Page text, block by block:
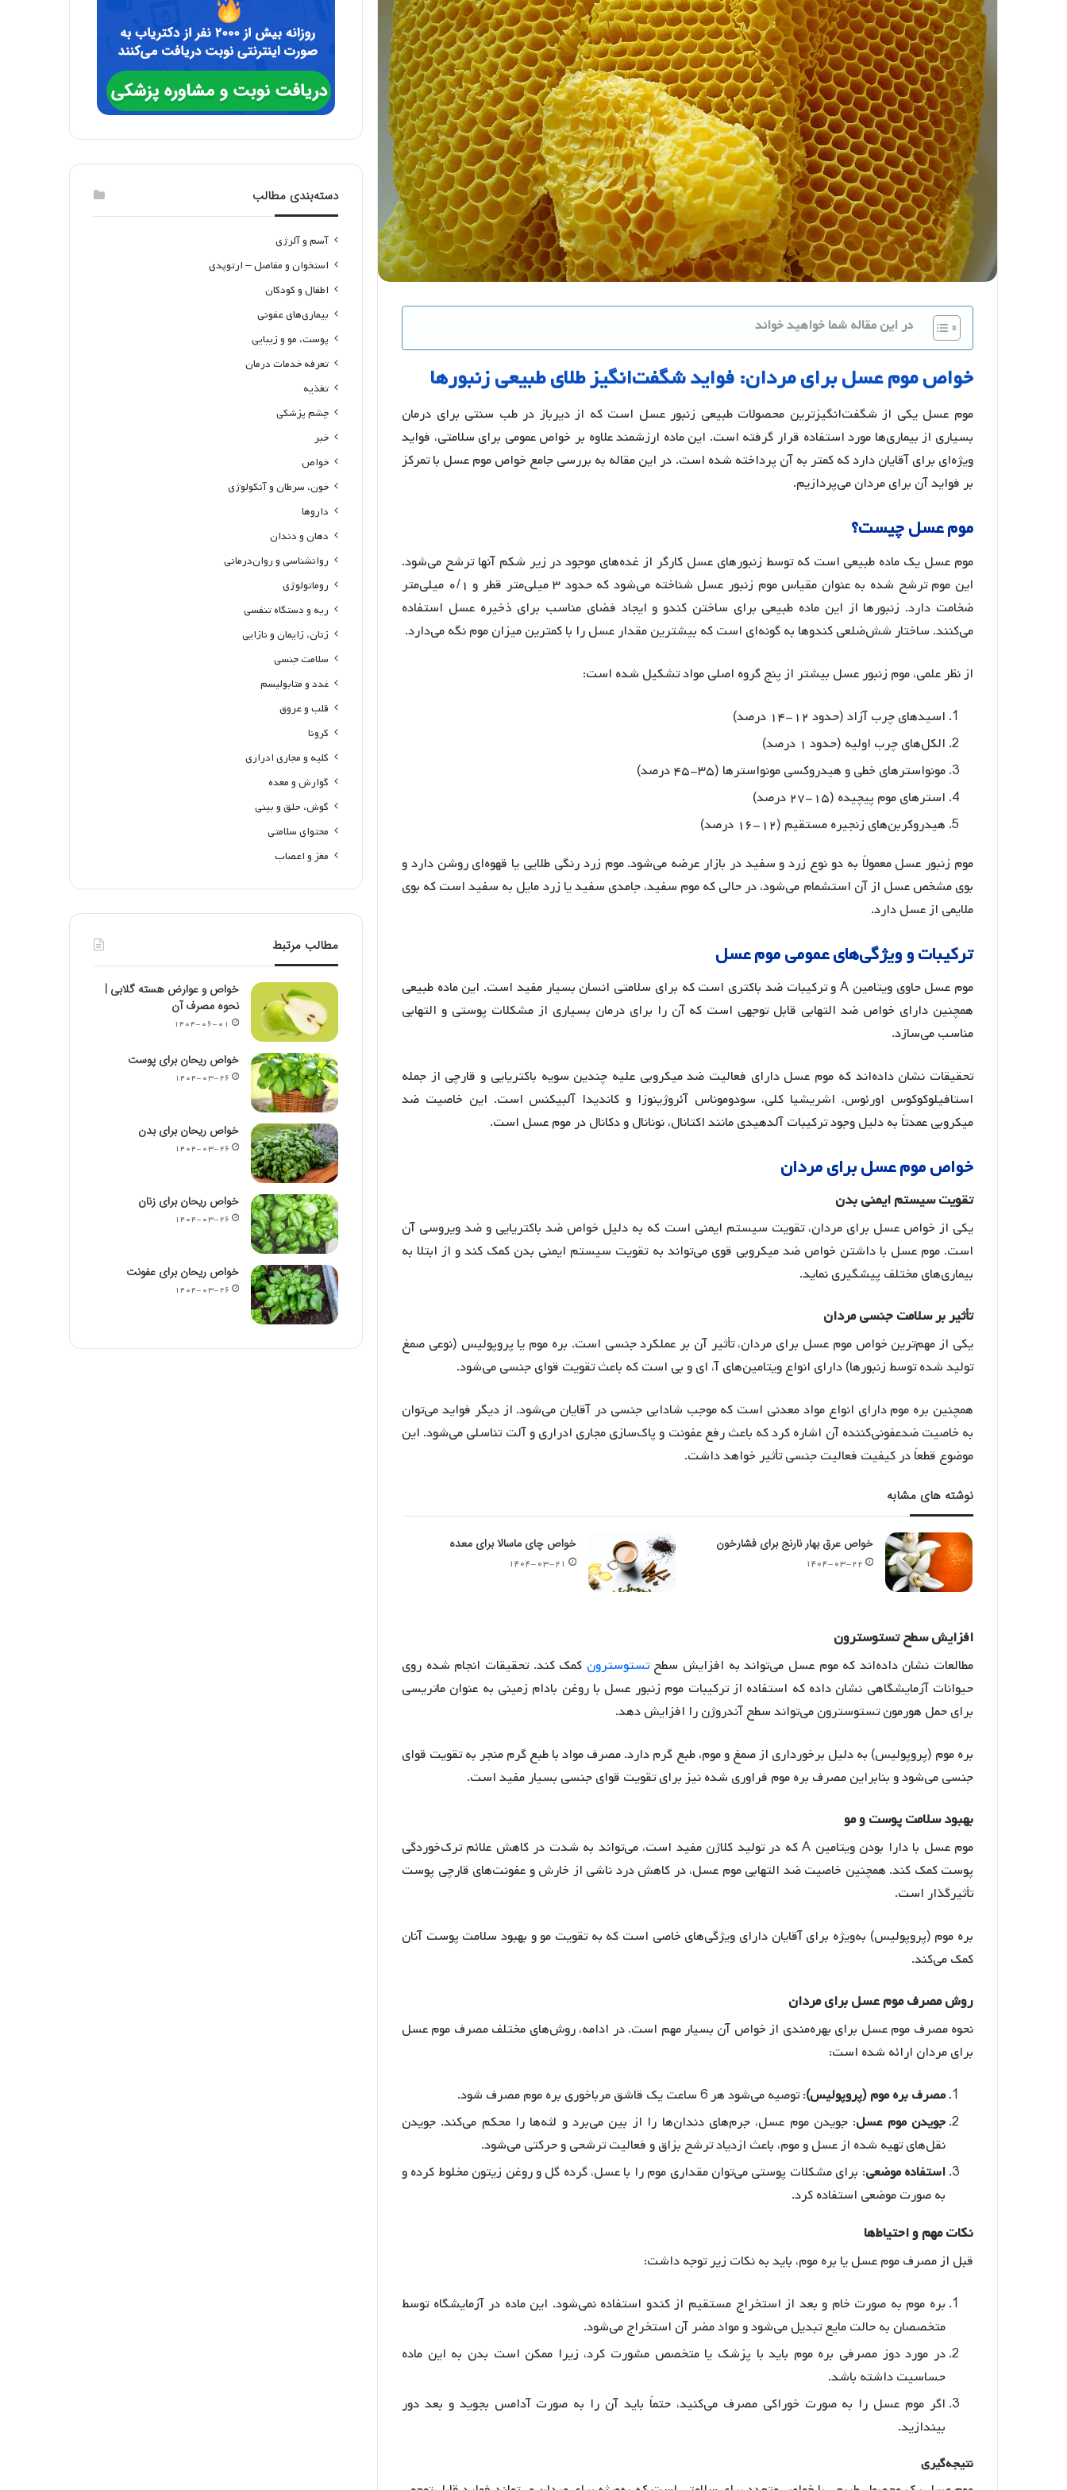
در این مقاله شما خواهید خواند
خواصمومعسلبرایمردان:فوایدشگفتانگیزطلایطبیعیزنبورها
موم عسل یکی از شگفت‌انگیزترین محصولات طبیعی زنبور عسل است که از دیرباز در طب سنتی برای درمان
بسیاری از بیماری‌ها مورد استفاده قرار گرفته است. این ماده ارزشمند علاوه بر خواص عمومی برای سلامتی، فواید
ویژه‌ای برای آقایان دارد که کمتر به آن پرداخته شده است. در این مقاله به بررسی جامع خواص موم عسل با تمرکز
بر فواید آن برای مردان می‌پردازیم.
مومعسلچیست؟
موم عسل یک ماده طبیعی است که توسط زنبورهای عسل کارگر از غده‌های موجود در زیر شکم آنها ترشح می‌شود.
این موم ترشح شده به عنوان مقیاس موم زنبور عسل شناخته می‌شود که حدود ۳ میلی‌متر قطر و ۰/۱ میلی‌متر
ضخامت دارد. زنبورها از این ماده طبیعی برای ساختن کندو و ایجاد فضای مناسب برای ذخیره عسل استفاده
می‌کنند. ساختار شش‌ضلعی کندوها به گونه‌ای است که بیشترین مقدار عسل را با کمترین میزان موم نگه می‌دارد.
از نظر علمی، موم زنبور عسل بیشتر از پنج گروه اصلی مواد تشکیل شده است:
اسیدهای چرب آزاد (حدود ۱۲-۱۴ درصد)
الکل‌های چرب اولیه (حدود ۱ درصد)
مونواسترهای خطی و هیدروکسی مونواسترها (۳۵-۴۵ درصد)
استرهای موم پیچیده (۱۵-۲۷ درصد)
هیدروکربن‌های زنجیره مستقیم (۱۲-۱۶ درصد)
موم زنبور عسل معمولاً به دو نوع زرد و سفید در بازار عرضه می‌شود. موم زرد رنگی طلایی یا قهوه‌ای روشن دارد و
بوی مشخص عسل از آن استشمام می‌شود، در حالی که موم سفید، جامدی سفید یا زرد مایل به سفید است که بوی
ملایمی از عسل دارد.
ترکیباتوویژگیهایعمومیمومعسل
موم عسل حاوی ویتامین A و ترکیبات ضد باکتری است که برای سلامتی انسان بسیار مفید است
. این ماده طبیعی
همچنین دارای خواص ضد التهابی قابل توجهی است که آن را برای درمان بسیاری از مشکلات پوستی و التهابی
مناسب می‌سازد.
تحقیقات نشان داده‌اند که موم عسل دارای فعالیت ضد میکروبی علیه چندین سویه باکتریایی و قارچی از جمله
استافیلوکوکوس اورئوس، اشریشیا کلی، سودوموناس آئروژینوزا و کاندیدا آلبیکنس است. این خاصیت ضد
میکروبی عمدتاً به دلیل وجود ترکیبات آلدهیدی مانند اکتانال، نونانال و دکانال در موم عسل است.
خواصمومعسلبرایمردان
تقویتسیستمایمنیبدن
یکی از خواص عسل برای مردان، تقویت سیستم ایمنی است که به دلیل خواص ضد باکتریایی و ضد ویروسی آن
است. موم عسل با داشتن خواص ضد میکروبی قوی می‌تواند به تقویت سیستم ایمنی بدن کمک کند و از ابتلا به
بیماری‌های مختلف پیشگیری نماید.
تأثیربرسلامتجنسیمردان
یکی از مهم‌ترین خواص موم عسل برای مردان، تأثیر آن بر عملکرد جنسی است. بره موم یا پروپولیس (نوعی صمغ
تولید شده توسط زنبورها) دارای انواع ویتامین‌های آ، ای و بی است که باعث تقویت قوای جنسی می‌شود.
همچنین بره موم دارای انواع مواد معدنی است که موجب شادابی جنسی در آقایان می‌شود. از دیگر فواید می‌توان
به خاصیت ضدعفونی‌کننده آن اشاره کرد که باعث رفع عفونت و پاک‌سازی مجاری ادراری و آلت تناسلی می‌شود. این
موضوع قطعاً در کیفیت فعالیت جنسی تأثیر خواهد داشت.
نوشته های مشابه
خواص عرق بهار نارنج برای فشارخون
۱۴۰۴-۰۳-۲۲
خواص چای ماسالا برای معده
۱۴۰۴-۰۳-۲۱
افزایشسطحتستوسترون
مطالعات نشان داده‌اند که موم عسل می‌تواند به افزایش سطحتستوسترون کمک کند. تحقیقات انجام شده روی
حیوانات آزمایشگاهی نشان داده که استفاده از ترکیبات موم زنبور عسل با روغن بادام زمینی به عنوان ماتریسی
برای حمل هورمون تستوسترون می‌تواند سطح آندروژن را افزایش دهد.
بره موم (پروپولیس) به دلیل برخورداری از صمغ و موم، طبع گرم دارد. مصرف مواد با طبع گرم منجر به تقویت قوای
جنسی می‌شود و بنابراین مصرف بره موم فراوری شده نیز برای تقویت قوای جنسی بسیار مفید است.
بهبودسلامتپوستومو
موم عسل با دارا بودن ویتامین A که در تولید کلاژن مفید است، می‌تواند به شدت در کاهش علائم ترک‌خوردگی
پوست کمک کند. همچنین خاصیت ضد التهابی موم عسل، در کاهش درد ناشی از خارش و عفونت‌های قارچی پوست
تأثیرگذار است.
بره موم (پروپولیس) به‌ویژه برای آقایان دارای ویژگی‌های خاصی است که به تقویت مو و بهبود سلامت پوست آنان
کمک می‌کند.
روشمصرفمومعسلبرایمردان
نحوه مصرف موم عسل برای بهره‌مندی از خواص آن بسیار مهم است. در ادامه، روش‌های مختلف مصرف موم عسل
برای مردان ارائه شده است:
مصرفبرهموم(پروپولیس): توصیه می‌شود هر 6 ساعت یک قاشق مرباخوری بره موم مصرف شود
.
جویدن موم عسل: جویدن موم عسل، جرم‌های دندان‌ها را از بین می‌برد و لثه‌ها را محکم می‌کند. جویدن
نقل‌های تهیه شده از عسل و موم، باعث ازدیاد ترشح بزاق و فعالیت ترشحی و حرکتی می‌شود.
استفاده موضعی: برای مشکلات پوستی می‌توان مقداری موم را با عسل، گرده گل و روغن زیتون مخلوط کرده و
به صورت موضعی استفاده کرد.
نکاتمهمواحتیاطها
قبل از مصرف موم عسل یا بره موم، باید به نکات زیر توجه داشت:
بره موم به صورت خام و بعد از استخراج مستقیم از کندو استفاده نمی‌شود. این ماده در آزمایشگاه توسط
متخصصان به حالت مایع تبدیل می‌شود و مواد مضر آن استخراج می‌شود.
در مورد دوز مصرفی بره موم باید با پزشک یا متخصص مشورت کرد، زیرا ممکن است بدن به این ماده
حساسیت داشته باشد.
اگر موم عسل را به صورت خوراکی مصرف می‌کنید، حتماً باید آن را به صورت آدامس بجوید و بعد دور
بیندازید.
نتیجهگیری
دسته‌بندی مطالب
آسم و آلرژی
استخوان و مفاصل – ارتوپدی
اطفال و کودکان
بیماری‌های عفونی
پوست، مو و زیبایی
تعرفه خدمات درمان
تغذیه
چشم پزشکی
خبر
خواص
خون، سرطان و آنکولوژی
داروها
دهان و دندان
روانشناسی و روان‌درمانی
روماتولوژی
ریه و دستگاه تنفسی
زنان، زایمان و نازایی
سلامت جنسی
غدد و متابولیسم
قلب و عروق
کرونا
کلیه و مجاری ادراری
گوارش و معده
گوش، حلق و بینی
محتوای سلامتی
مغز و اعصاب
مطالب مرتبط
خواص و عوارض هسته گلابی |
نحوه مصرف آن
۱۴۰۴-۰۶-۰۱
خواص ریحان برای پوست
۱۴۰۴-۰۳-۲۶
خواص ریحان برای بدن
۱۴۰۴-۰۳-۲۶
خواص ریحان برای زنان
۱۴۰۴-۰۳-۲۶
خواص ریحان برای عفونت
۱۴۰۴-۰۳-۲۶